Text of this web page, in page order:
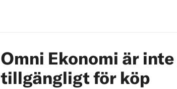
Omni Ekonomi är
tillgängligt för köp